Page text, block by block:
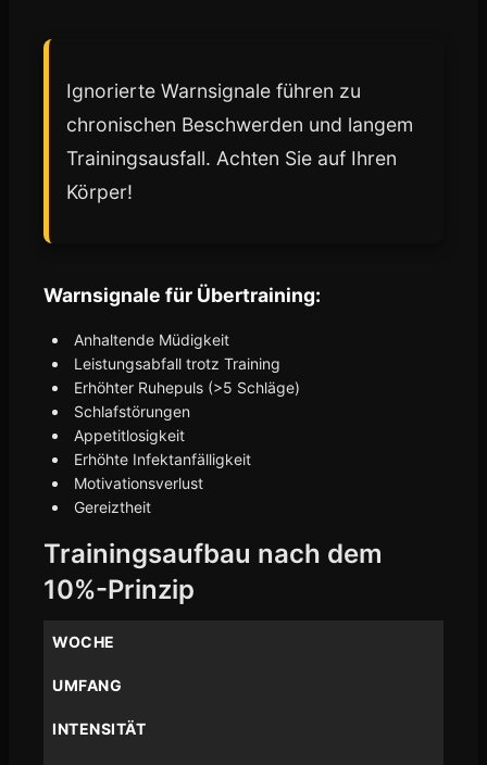
Ignorierte Warnsignale führen zu
chronischen Beschwerden und langem
Trainingsausfall. Achten Sie auf Ihren
Körper!
Warnsignale für Übertraining:
Anhaltende Müdigkeit
Leistungsabfall trotz Training
Erhöhter Ruhepuls (>5 Schläge)
Schlafstörungen
Appetitlosigkeit
Erhöhte Infektanfälligkeit
Motivationsverlust
Gereiztheit
Trainingsaufbau nach dem
10%-Prinzip
WOCHE
UMFANG
INTENSITÄT